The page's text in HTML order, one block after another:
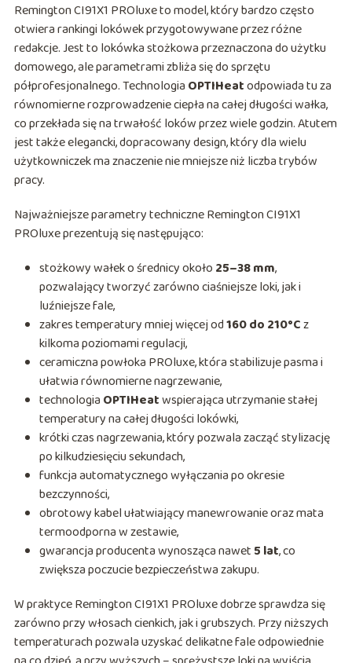
Remington CI91X1 PROluxe to model, który bardzo często
otwiera rankingi lokówek przygotowywane przez różne
redakcje. Jest to lokówka stożkowa przeznaczona do użytku
domowego, ale parametrami zbliża się do sprzętu
półprofesjonalnego. Technologia OPTIHeatodpowiada tu za
równomierne rozprowadzenie ciepła na całej długości wałka,
co przekłada się na trwałość loków przez wiele godzin. Atutem
jest także elegancki, dopracowany design, który dla wielu
użytkowniczek ma znaczenie nie mniejsze niż liczba trybów
pracy.
Najważniejsze parametry techniczne Remington CI91X1
PROluxe prezentują się następująco:
stożkowy wałek o średnicy około 25–38 mm,
pozwalający tworzyć zarówno ciaśniejsze loki, jak i
luźniejsze fale,
zakres temperatury mniej więcej od160 do 210°Cz
kilkoma poziomami regulacji,
ceramiczna powłoka PROluxe, która stabilizuje pasma i
ułatwia równomierne nagrzewanie,
technologia OPTIHeatwspierająca utrzymanie stałej
temperatury na całej długości lokówki,
krótki czas nagrzewania, który pozwala zacząć stylizację
po kilkudziesięciu sekundach,
funkcja automatycznego wyłączania po okresie
bezczynności,
obrotowy kabel ułatwiający manewrowanie oraz mata
termoodporna w zestawie,
gwarancja producenta wynosząca nawet 5 lat, co
zwiększa poczucie bezpieczeństwa zakupu.
W praktyce Remington CI91X1 PROluxe dobrze sprawdza się
zarówno przy włosach cienkich, jak i grubszych. Przy niższych
temperaturach pozwala uzyskać delikatne fale odpowiednie